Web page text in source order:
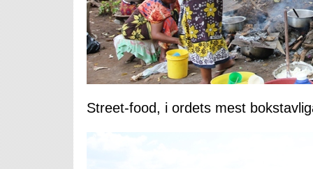
Street-food, i ordets mest